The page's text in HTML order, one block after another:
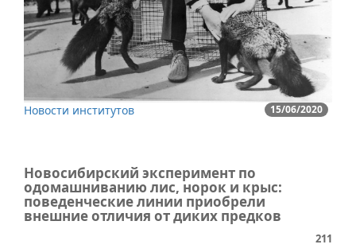
15/06/2020
Новости институтов
Новосибирский эксперимент по
одомашниванию лис, норок и крыс:
поведенческие линии приобрели
внешние отличия от диких предков
211